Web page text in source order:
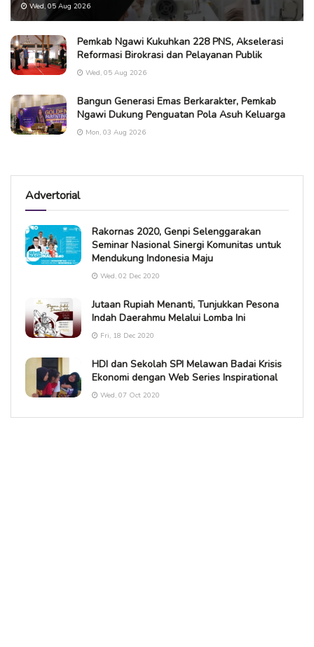
Wed, 05 Aug 2026
Pemkab Ngawi Kukuhkan 228 PNS, Akselerasi
Reformasi Birokrasi dan Pelayanan Publik
Wed, 05 Aug 2026
Bangun Generasi Emas Berkarakter, Pemkab
Ngawi Dukung Penguatan Pola Asuh Keluarga
Mon, 03 Aug 2026
Advertorial
Rakornas 2020, Genpi Selenggarakan
Seminar Nasional Sinergi Komunitas untuk
Mendukung Indonesia Maju
Wed, 02 Dec 2020
Jutaan Rupiah Menanti, Tunjukkan Pesona
Indah Daerahmu Melalui Lomba Ini
Fri, 18 Dec 2020
HDI dan Sekolah SPI Melawan Badai Krisis
Ekonomi dengan Web Series Inspirational
Wed, 07 Oct 2020